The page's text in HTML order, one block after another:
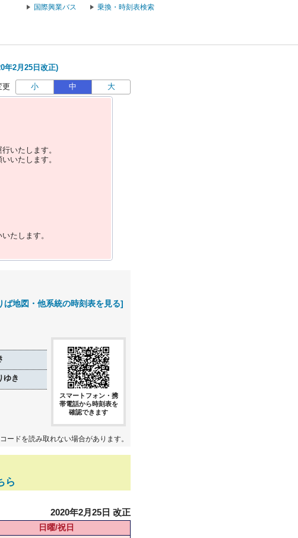
国際興業バス 乗換・時刻表検索
年2月25日改正)
更 小 中 大
いたします。
いたします。
たします。
ば地図・他系統の時刻表を見る]
ゆき
スマートフォン・携
帯電話から時刻表を
確認できます
ドを読み取れない場合があります。
ら
2020年2月25日 改正
日曜/祝日